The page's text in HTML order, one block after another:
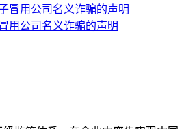
用公司名义诈骗的声明